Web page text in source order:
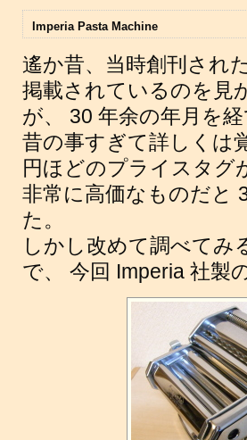
Imperia Pasta Machine
遙か昔、当時創刊され
掲載されているのを見
が、 30 年余の年月を
昔の事すぎて詳しくは
円ほどのプライスタグ
非常に高価なものだと
た。
しかし改めて調べてみ
で、 今回 Imperia 社製